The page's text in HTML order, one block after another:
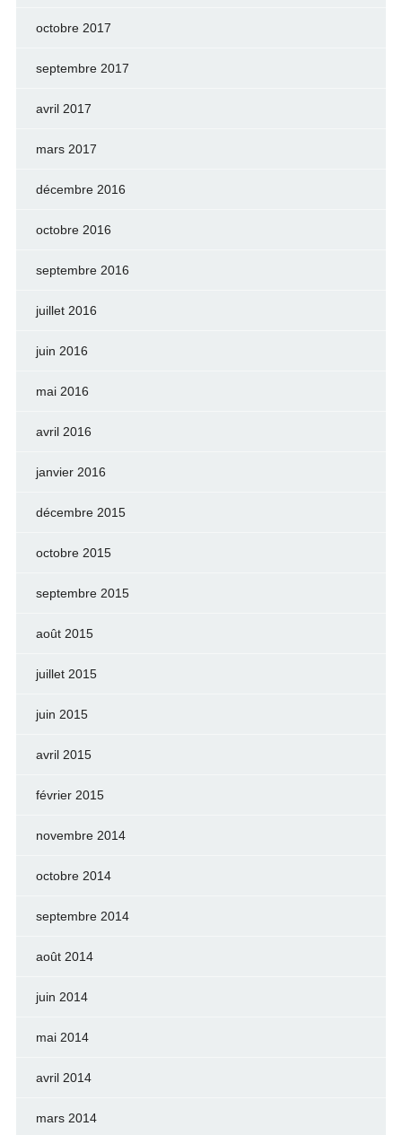
octobre 2017
septembre 2017
avril 2017
mars 2017
décembre 2016
octobre 2016
septembre 2016
juillet 2016
juin 2016
mai 2016
avril 2016
janvier 2016
décembre 2015
octobre 2015
septembre 2015
août 2015
juillet 2015
juin 2015
avril 2015
février 2015
novembre 2014
octobre 2014
septembre 2014
août 2014
juin 2014
mai 2014
avril 2014
mars 2014